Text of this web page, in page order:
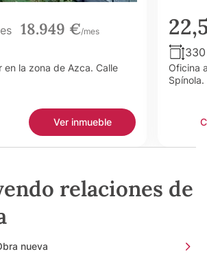
18.949 €/mes
en la zona de Azca. Calle
Ver inmueble
Oficina
Spínola.
relaciones de
nueva